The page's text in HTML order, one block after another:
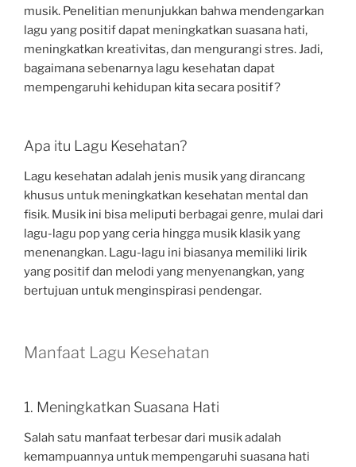
musik. Penelitian menunjukkan bahwa mendengarkan
lagu yang positif dapat meningkatkan suasana hati,
meningkatkan kreativitas, dan mengurangi stres. Jadi,
bagaimana sebenarnya lagu kesehatan dapat
mempengaruhi kehidupan kita secara positif?
Apa itu Lagu Kesehatan?
Lagu kesehatan adalah jenis musik yang dirancang
khusus untuk meningkatkan kesehatan mental dan
fisik. Musik ini bisa meliputi berbagai genre, mulai dari
lagu-lagu pop yang ceria hingga musik klasik yang
menenangkan. Lagu-lagu ini biasanya memiliki lirik
yang positif dan melodi yang menyenangkan, yang
bertujuan untuk menginspirasi pendengar.
Manfaat Lagu Kesehatan
1. Meningkatkan Suasana Hati
Salah satu manfaat terbesar dari musik adalah
kemampuannya untuk mempengaruhi suasana hati